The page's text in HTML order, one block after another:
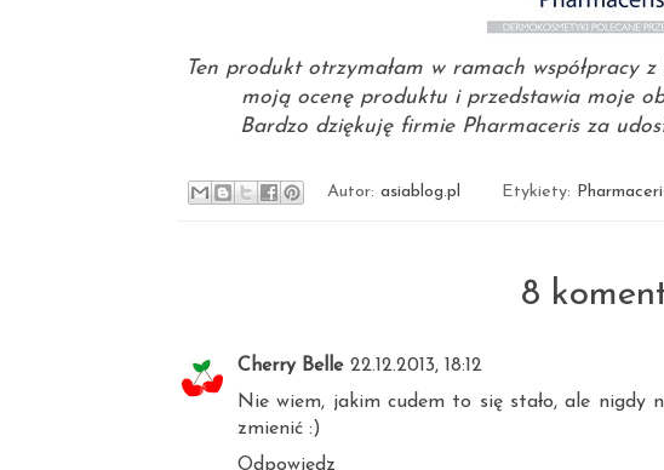
Ten produkt otrzymałam w ramach współpracy
moją ocenę produktu i przedstawia moje
Bardzo dziękuję firmie Pharmacerisza
Autor:asiablog.pl Etykiety:
8
Cherry Belle 22.12.2013, 18:12
Nie wiem, jakim cudem to się stało, ale nigdy
zmienić :)
Odpowiedz